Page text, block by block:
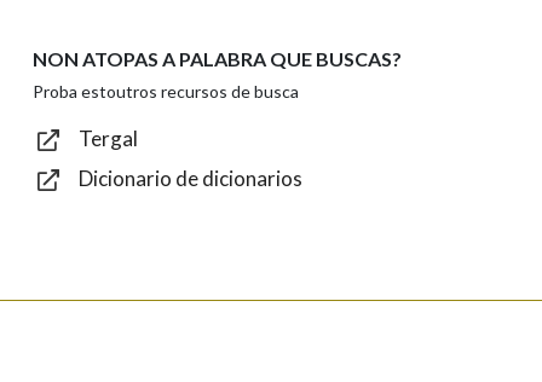
Enviar
NON ATOPAS A PALABRA QUE BUSCAS?
Proba estoutros recursos de busca
Tergal
Dicionario de dicionarios